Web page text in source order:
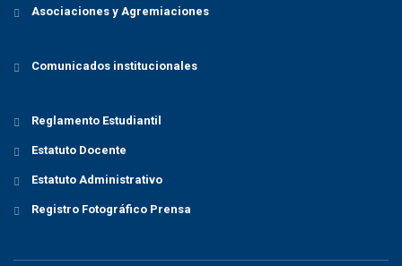
Asociaciones y Agremiaciones
Comunicados institucionales
Reglamento Estudiantil
Estatuto Docente
Estatuto Administrativo
Registro Fotográfico Prensa